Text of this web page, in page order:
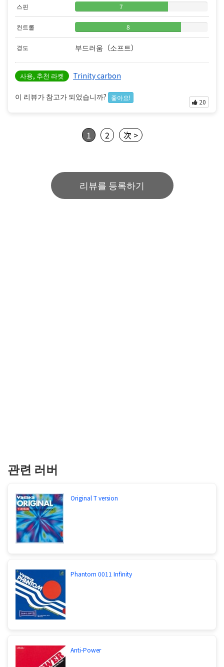
스핀 7
컨트롤 8
경도 부드러움（소프트）
사용, 추천 라켓 Trinity carbon
이 리뷰가 참고가 되었습니까? 좋아요!
20
1 2 次 >
리뷰를 등록하기
관련 러버
Original T version
Phantom 0011 Infinity
Anti-Power